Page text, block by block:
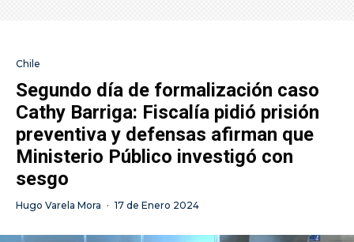
Chile
Segundo día de formalización caso
Cathy Barriga: Fiscalía pidió prisión
preventiva y defensas afirman que
Ministerio Público investigó con
sesgo
Hugo Varela Mora · 17 de Enero 2024